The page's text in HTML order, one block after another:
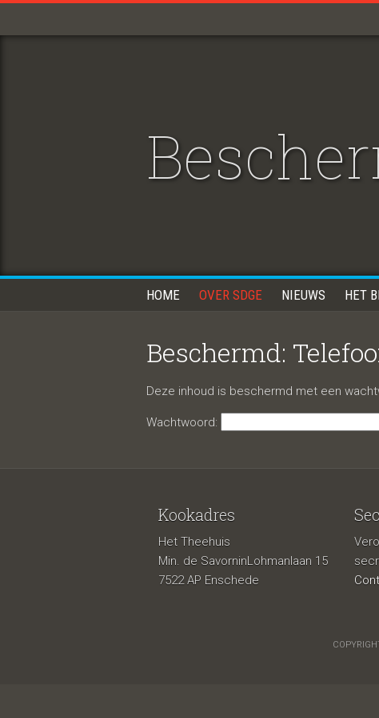
lijst
HOME OVER SDGE NIEUWS HET
Beschermd:
Deze inhoud is beschermd met een
Wachtwoord:
Kookadres
Het Theehuis
Min. de SavorninLohmanlaan 15
7522 AP Enschede